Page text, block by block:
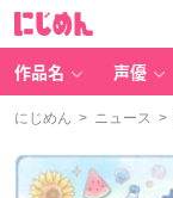
作品名 声優
にじめん > ニュース >